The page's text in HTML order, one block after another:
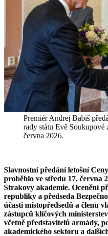
Premiér Andrej Babiš
rady státu Evě
června 2026.
Slavnostní předání letošní
proběhlo ve středu 17. června
Strakovy akademie. Ocenění
republiky a předseda
účasti místopředsedů a členů
zástupců klíčových
včetně představitelů armády,
akademického sektoru a